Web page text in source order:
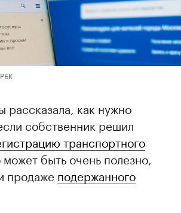
как нужно
собственник решил
транспортного
может быть очень полезно,
продаже подержанного